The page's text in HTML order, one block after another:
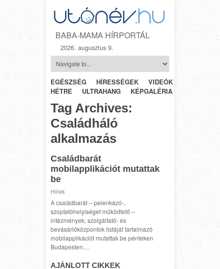
BABA-MAMA HÍRPORTÁL
2026. augusztus 9.
EGÉSZSÉG HÍRESSÉGEK VIDEÓK
HÉTRŐL-
HÉTRE
ULTRAHANG KÉPGALÉRIA
Tag Archives:
Családháló
alkalmazás
Családbarát
mobilapplikációt mutattak
be
Hírek
A családbarát – pelenkázó-,
szoptatóhelyiséget működtető –
intézmények, szolgáltató- és
bevásárlóközpontok listáját tartalmazó
mobilapplikációt mutattak be pénteken
Budapesten....
AJÁNLOTT CIKKEK